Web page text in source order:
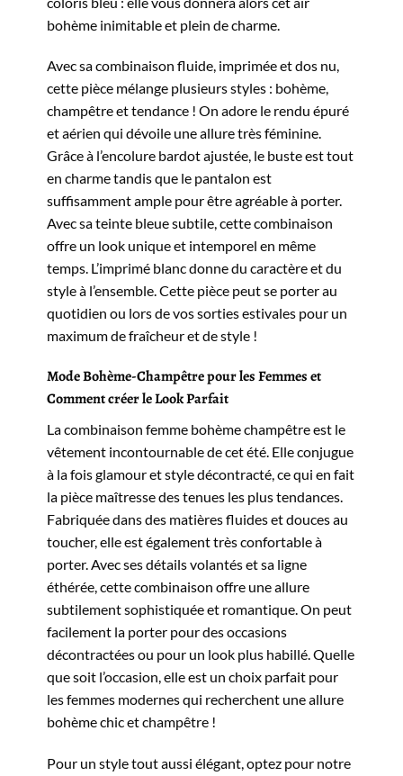
bohème inimitable et plein de charme.
Avec sa combinaison fluide, imprimée et dos nu,
cette pièce mélange plusieurs styles : bohème,
champêtre et tendance ! On adore le rendu épuré
et aérien qui dévoile une allure très féminine.
Grâce à l’encolure bardot ajustée, le buste est tout
en charme tandis que le pantalon est
suffisamment ample pour être agréable à porter.
Avec sa teinte bleue subtile, cette combinaison
offre un look unique et intemporel en même
temps. L’imprimé blanc donne du caractère et du
style à l’ensemble. Cette pièce peut se porter au
quotidien ou lors de vos sorties estivales pour un
maximum de fraîcheur et de style !
Mode Bohème-Champêtre pour les Femmes et
Comment créer le Look Parfait
La combinaison femme bohème champêtre est le
vêtement incontournable de cet été. Elle conjugue
à la fois glamour et style décontracté, ce qui en fait
la pièce maîtresse des tenues les plus tendances.
Fabriquée dans des matières fluides et douces au
toucher, elle est également très confortable à
porter. Avec ses détails volantés et sa ligne
éthérée, cette combinaison offre une allure
subtilement sophistiquée et romantique. On peut
facilement la porter pour des occasions
décontractées ou pour un look plus habillé. Quelle
que soit l’occasion, elle est un choix parfait pour
les femmes modernes qui recherchent une allure
bohème chic et champêtre !
Pour un style tout aussi élégant, optez pour notre